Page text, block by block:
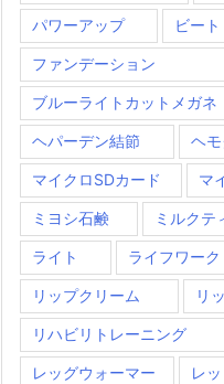
パワーアップ ビート
ファンデーション
ブルーライトカットメガネ
ヘパーデン結節 ヘ
マイクロSDカード マ
ミヨシ石鹸 ミルクテ
ライト ライフワーク
リップクリーム リ
リハビリトレーニング
レッグウォーマー レ